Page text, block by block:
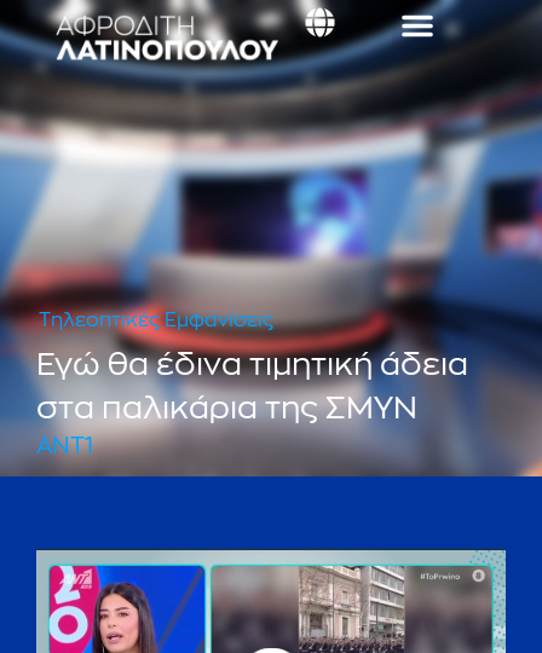
Τηλεοπτικές Εμφανίσεις
Εγώ θα έδινα τιμητική άδεια
στα παλικάρια της ΣΜΥΝ
ANT1